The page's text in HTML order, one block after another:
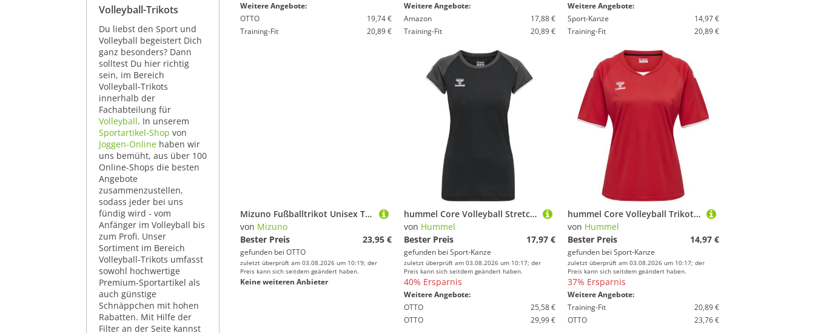
Volleyball-Trikots
Du liebst den Sport und
Volleyball begeistert Dich
ganz besonders? Dann
solltest Du hier richtig
sein, im Bereich
Volleyball-Trikots
innerhalb der
Fachabteilung für
Volleyball. In unserem
Sportartikel-Shop von
Joggen-Online haben wir
uns bemüht, aus über 100
Online-Shops die besten
Angebote
zusammenzustellen,
sodass jeder bei uns
fündig wird - vom
Anfänger im Volleyball bis
zum Profi. Unser
Sortiment im Bereich
Volleyball-Trikots umfasst
sowohl hochwertige
Premium-Sportartikel als
auch günstige
Schnäppchen mit hohen
Rabatten. Mit Hilfe der
Filter an der Seite kannst
Weitere Angebote:
OTTO
19,74 €
Training-Fit
20,89 €
Weitere Angebote:
Amazon
17,88 €
Training-Fit
20,89 €
Weitere Angebote:
Sport-Kanze
14,97 €
Training-Fit
20,89 €
Mizuno Fußballtrikot Unisex TEAM AUTH. MYOU TEE Volleyball Trikot
von Mizuno
Bester Preis
23,95 €
gefunden bei OTTO
zuletzt überprüft am 03.08.2026 um 10:19; der
Preis kann sich seitdem geändert haben.
Keine weiteren Anbieter
hummel Core Volleyball Stretch Trikot Damen 213924 BLACK L
von Hummel
Bester Preis
17,97 €
gefunden bei Sport-Kanze
zuletzt überprüft am 03.08.2026 um 10:17; der
Preis kann sich seitdem geändert haben.
40% Ersparnis
Weitere Angebote:
OTTO
25,58 €
OTTO
29,99 €
hummel Core Volleyball Trikot Damen 213923 TRUE RED Gr. M
von Hummel
Bester Preis
14,97 €
gefunden bei Sport-Kanze
zuletzt überprüft am 03.08.2026 um 10:17; der
Preis kann sich seitdem geändert haben.
37% Ersparnis
Weitere Angebote:
Training-Fit
20,89 €
OTTO
23,76 €